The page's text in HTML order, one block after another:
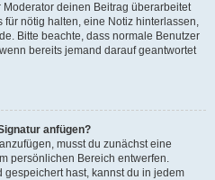
deinen Beitrag überarbeitet
für nötig halten, eine Notiz hinterlassen,
Bitte beachte, dass normale Benutzer
bereits jemand darauf geantwortet
anfügen?
musst du zunächst eine
persönlichen Bereich entwerfen.
hast, kannst du in jedem